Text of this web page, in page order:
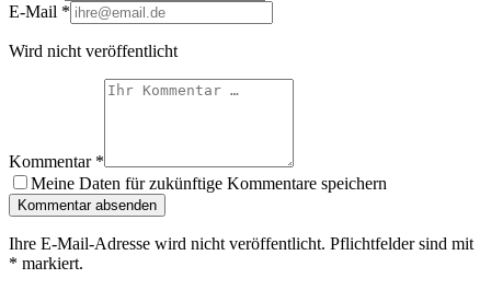
E-Mail *
Wird nicht veröffentlicht
Kommentar *
Meine Daten für zukünftige Kommentare speichern
Kommentar absenden
Ihre E-Mail-Adresse wird nicht veröffentlicht. Pflichtfelder sind mit
* markiert.